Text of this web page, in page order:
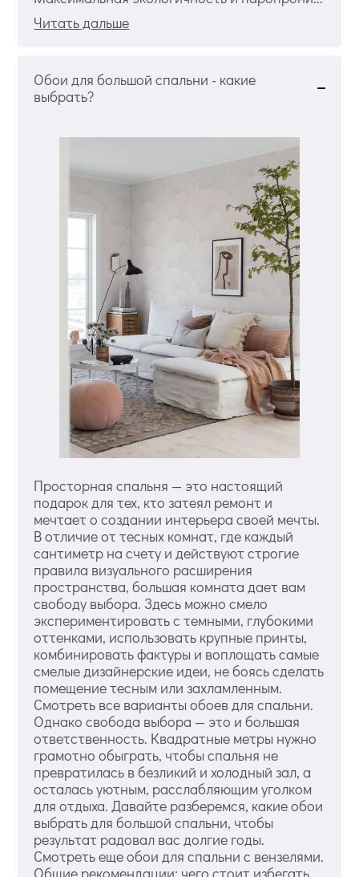
Читать дальше
Обои для большой спальни - какие
выбрать?
Просторная спальня — это настоящий
подарок для тех, кто затеял ремонт и
мечтает о создании интерьера своей мечты.
В отличие от тесных комнат, где каждый
сантиметр на счету и действуют строгие
правила визуального расширения
пространства, большая комната дает вам
свободу выбора. Здесь можно смело
экспериментировать с темными, глубокими
оттенками, использовать крупные принты,
комбинировать фактуры и воплощать самые
смелые дизайнерские идеи, не боясь сделать
помещение тесным или захламленным.
Смотреть все варианты обоев для спальни.
Однако свобода выбора — это и большая
ответственность. Квадратные метры нужно
грамотно обыграть, чтобы спальня не
превратилась в безликий и холодный зал, а
осталась уютным, расслабляющим уголком
для отдыха. Давайте разберемся, какие обои
выбрать для большой спальни, чтобы
результат радовал вас долгие годы.
Смотреть еще обои для спальни с вензелями.